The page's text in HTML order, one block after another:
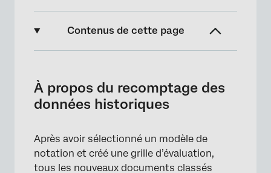
Contenus de cette page
Recalcul des données historiques
FAQs
À propos du recomptage des
données historiques
Après avoir sélectionné un modèle de
notation et créé une grille d’évaluation,
tous les nouveaux documents classés